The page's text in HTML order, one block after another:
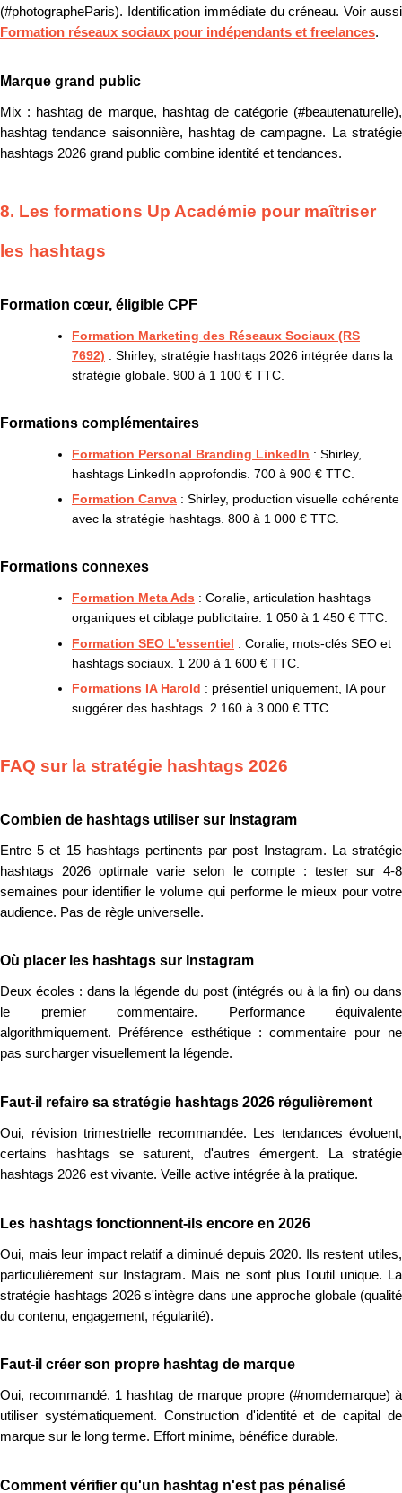
(#photographeParis). Identification immédiate du créneau. Voir aussi
Formation réseaux sociaux pour indépendants et freelances.
Marque grand public
Mix : hashtag de marque, hashtag de catégorie (#beautenaturelle),
hashtag tendance saisonnière, hashtag de campagne. La stratégie
hashtags 2026 grand public combine identité et tendances.
8. Les formations Up Académie pour maîtriser
les hashtags
Formation cœur, éligible CPF
Formation Marketing des Réseaux Sociaux (RS
7692) : Shirley, stratégie hashtags 2026 intégrée dans la
stratégie globale. 900 à 1 100 € TTC.
Formations complémentaires
Formation Personal Branding LinkedIn : Shirley,
hashtags LinkedIn approfondis. 700 à 900 € TTC.
Formation Canva : Shirley, production visuelle cohérente
avec la stratégie hashtags. 800 à 1 000 € TTC.
Formations connexes
Formation Meta Ads : Coralie, articulation hashtags
organiques et ciblage publicitaire. 1 050 à 1 450 € TTC.
Formation SEO L'essentiel : Coralie, mots-clés SEO et
hashtags sociaux. 1 200 à 1 600 € TTC.
Formations IA Harold : présentiel uniquement, IA pour
suggérer des hashtags. 2 160 à 3 000 € TTC.
FAQ sur la stratégie hashtags 2026
Combien de hashtags utiliser sur Instagram
Entre 5 et 15 hashtags pertinents par post Instagram. La stratégie
hashtags 2026 optimale varie selon le compte : tester sur 4-8
semaines pour identifier le volume qui performe le mieux pour votre
audience. Pas de règle universelle.
Où placer les hashtags sur Instagram
Deux écoles : dans la légende du post (intégrés ou à la fin) ou dans
le premier commentaire. Performance équivalente
algorithmiquement. Préférence esthétique : commentaire pour ne
pas surcharger visuellement la légende.
Faut-il refaire sa stratégie hashtags 2026 régulièrement
Oui, révision trimestrielle recommandée. Les tendances évoluent,
certains hashtags se saturent, d'autres émergent. La stratégie
hashtags 2026 est vivante. Veille active intégrée à la pratique.
Les hashtags fonctionnent-ils encore en 2026
Oui, mais leur impact relatif a diminué depuis 2020. Ils restent utiles,
particulièrement sur Instagram. Mais ne sont plus l'outil unique. La
stratégie hashtags 2026 s'intègre dans une approche globale (qualité
du contenu, engagement, régularité).
Faut-il créer son propre hashtag de marque
Oui, recommandé. 1 hashtag de marque propre (#nomdemarque) à
utiliser systématiquement. Construction d'identité et de capital de
marque sur le long terme. Effort minime, bénéfice durable.
Comment vérifier qu'un hashtag n'est pas pénalisé